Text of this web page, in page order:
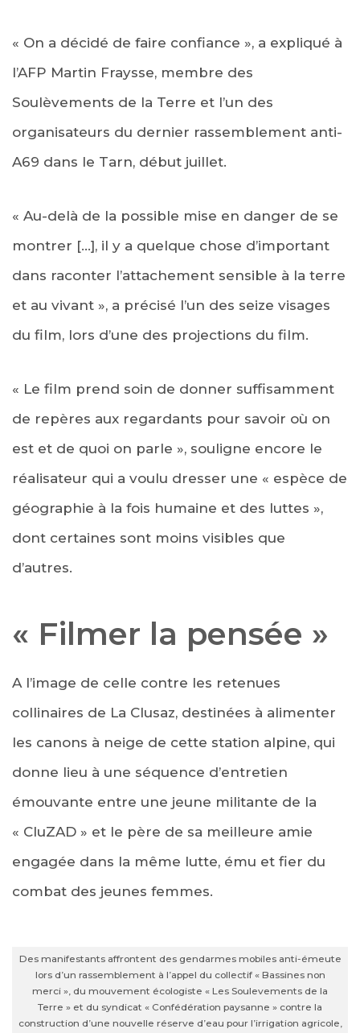
« On a décidé de faire confiance », a expliqué à
l’AFP Martin Fraysse, membre des
Soulèvements de la Terre et l’un des
organisateurs du dernier rassemblement anti-
A69 dans le Tarn, début juillet.
« Au-delà de la possible mise en danger de se
montrer […], il y a quelque chose d’important
dans raconter l’attachement sensible à la terre
et au vivant », a précisé l’un des seize visages
du film, lors d’une des projections du film.
« Le film prend soin de donner suffisamment
de repères aux regardants pour savoir où on
est et de quoi on parle », souligne encore le
réalisateur qui a voulu dresser une « espèce de
géographie à la fois humaine et des luttes »,
dont certaines sont moins visibles que
d’autres.
« Filmer la pensée »
A l’image de celle contre les retenues
collinaires de La Clusaz, destinées à alimenter
les canons à neige de cette station alpine, qui
donne lieu à une séquence d’entretien
émouvante entre une jeune militante de la
« CluZAD » et le père de sa meilleure amie
engagée dans la même lutte, ému et fier du
combat des jeunes femmes.
Des manifestants affrontent des gendarmes mobiles anti-émeute
lors d’un rassemblement à l’appel du collectif « Bassines non
merci », du mouvement écologiste « Les Soulevements de la
Terre » et du syndicat « Confédération paysanne » contre la
construction d’une nouvelle réserve d’eau pour l’irrigation agricole,